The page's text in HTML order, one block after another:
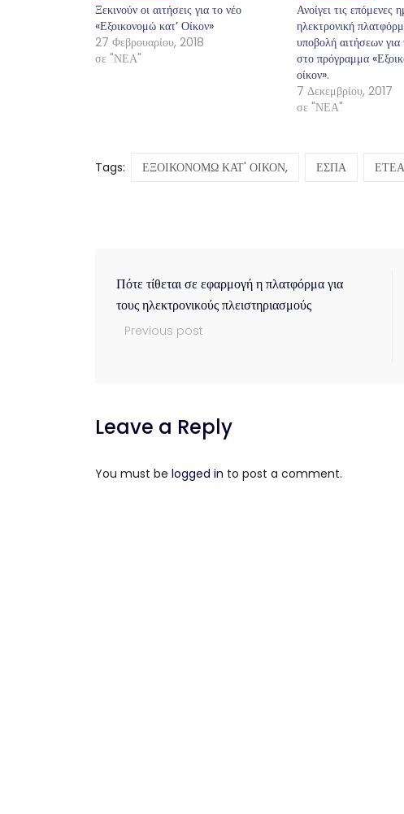
Ξεκινούν οι αιτήσεις για το νέο
«Εξοικονομώ κατ’ Οίκον»
27 Φεβρουαρίου, 2018
σε "ΝΕΑ"
Ανοίγει τις επόμενες
ηλεκτρονική
υποβολή αιτήσεων
στο πρόγραμμα
οίκον».
7 Δεκεμβρίου, 2017
σε "ΝΕΑ"
Tags: ΕΞΟΙΚΟΝΟΜΩ ΚΑΤ' ΟΙΚΟΝ, ΕΣΠΑ
Πότε τίθεται σε εφαρμογή η πλατφόρμα για
τους ηλεκτρονικούς πλειστηριασμούς
Previous post
Leave a Reply
You must be logged in to post a comment.